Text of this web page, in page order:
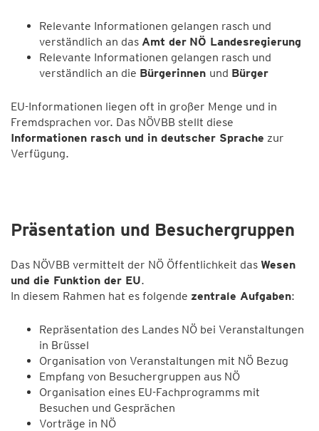
Relevante Informationen gelangen rasch und
verständlich an das Amt der NÖ Landesregierung
Relevante Informationen gelangen rasch und
verständlich an die Bürgerinnen und Bürger
EU-Informationen liegen oft in großer Menge und in
Fremdsprachen vor. Das NÖVBB stellt diese
Informationen rasch und in deutscher Sprache zur
Verfügung.
Präsentation und Besuchergruppen
Das NÖVBB vermittelt der NÖ Öffentlichkeit das Wesen
und die Funktion der EU.
In diesem Rahmen hat es folgende zentrale Aufgaben:
Repräsentation des Landes NÖ bei Veranstaltungen
in Brüssel
Organisation von Veranstaltungen mit NÖ Bezug
Empfang von Besuchergruppen aus NÖ
Organisation eines EU-Fachprogramms mit
Besuchen und Gesprächen
Vorträge in NÖ